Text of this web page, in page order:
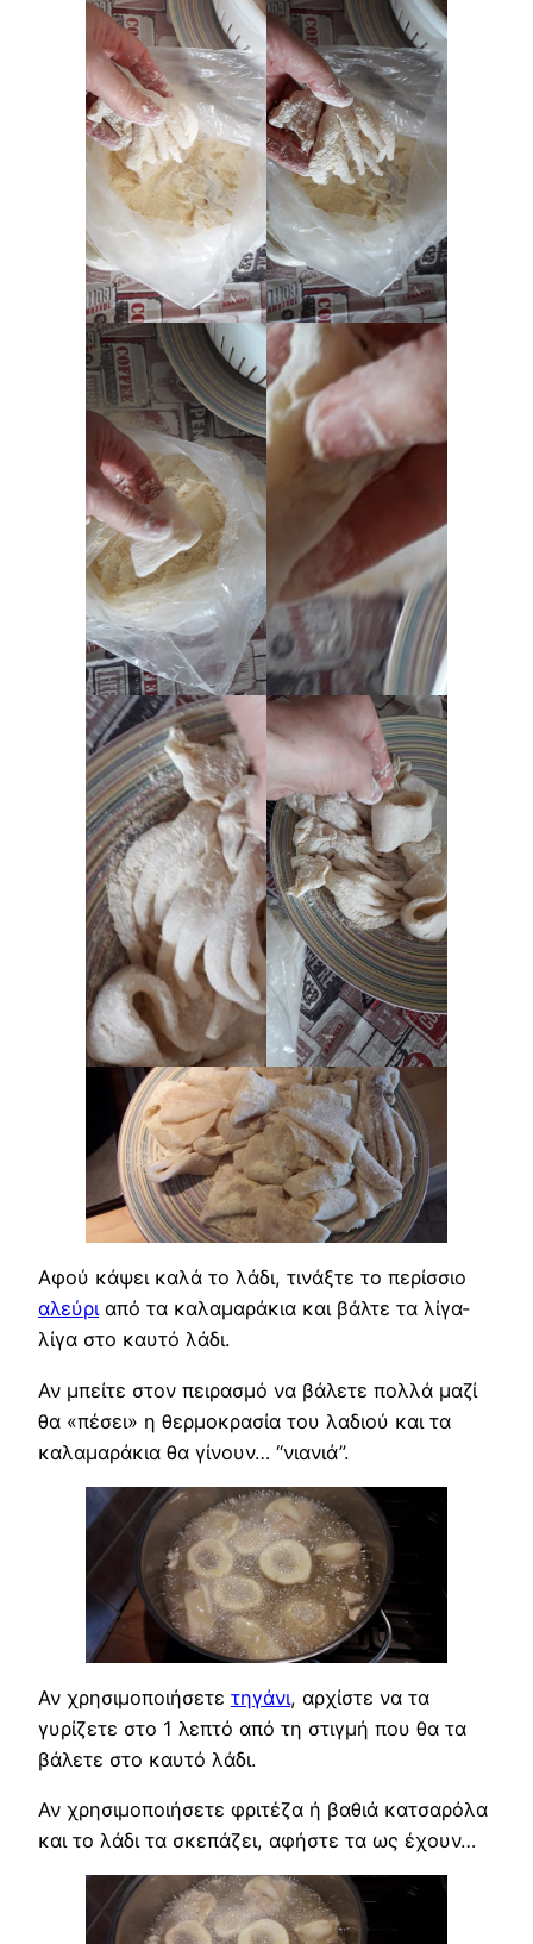
Αφού κάψει καλά το λάδι, τινάξτε το περίσσιο
αλεύριαπό τα καλαμαράκια και βάλτε τα λίγα-
λίγα στο καυτό λάδι.
Αν μπείτε στον πειρασμό να βάλετε πολλά μαζί
θα «πέσει» η θερμοκρασία του λαδιού και τα
καλαμαράκια θα γίνουν… “νιανιά”.
Αν χρησιμοποιήσετε τηγάνι, αρχίστε να τα
γυρίζετε στο 1 λεπτό από τη στιγμή που θα τα
βάλετε στο καυτό λάδι.
Αν χρησιμοποιήσετε φριτέζα ή βαθιά κατσαρόλα
και το λάδι τα σκεπάζει, αφήστε τα ως έχουν…